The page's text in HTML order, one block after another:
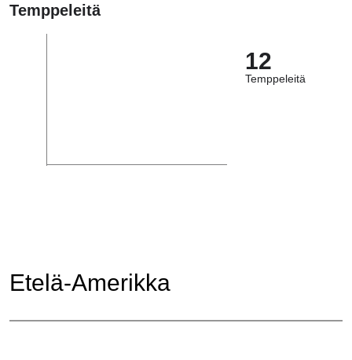
Temppeleitä
12
Temppeleitä
Etelä-Amerikka